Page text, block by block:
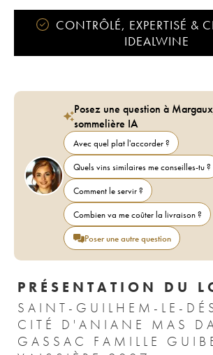
CONTRÔLÉ, EXPERTISÉ &
IDEALWINE
Posez une question à
sommelière IA
Avec quel plat l'accorder ?
Quels vins similaires me conseilles-tu ?
Comment le servir ?
Combien va me coûter la livraison ?
Poser une autre question
PRÉSENTATION DU
SAINT-GUILHEM-LE-
CITÉ D'ANIANE MAS
GASSAC FAMILLE